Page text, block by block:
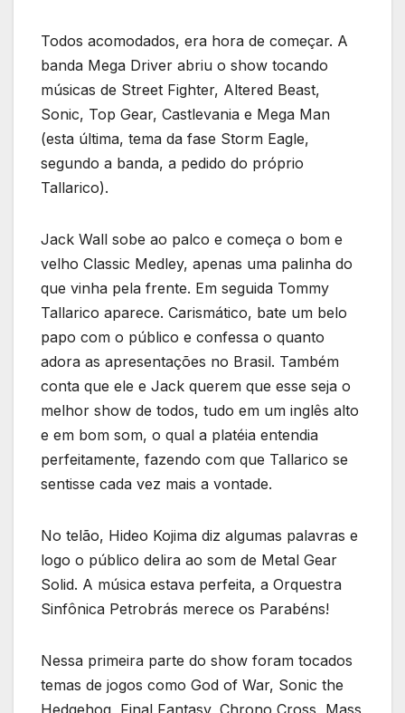
Todos acomodados, era hora de começar. A
banda Mega Driver abriu o show tocando
músicas de Street Fighter, Altered Beast,
Sonic, Top Gear, Castlevania e Mega Man
(esta última, tema da fase Storm Eagle,
segundo a banda, a pedido do próprio
Tallarico).
Jack Wall sobe ao palco e começa o bom e
velho Classic Medley, apenas uma palinha do
que vinha pela frente. Em seguida Tommy
Tallarico aparece. Carismático, bate um belo
papo com o público e confessa o quanto
adora as apresentações no Brasil. Também
conta que ele e Jack querem que esse seja o
melhor show de todos, tudo em um inglês alto
e em bom som, o qual a platéia entendia
perfeitamente, fazendo com que Tallarico se
sentisse cada vez mais a vontade.
No telão, Hideo Kojima diz algumas palavras e
logo o público delira ao som de Metal Gear
Solid. A música estava perfeita, a Orquestra
Sinfônica Petrobrás merece os Parabéns!
Nessa primeira parte do show foram tocados
temas de jogos como God of War, Sonic the